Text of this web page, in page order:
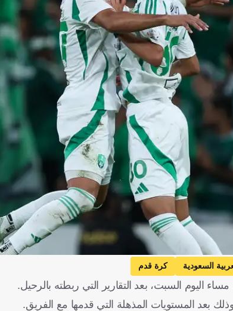
السعودية كرة قدم
اليوم السبت، بعد التقارير التي ربطته بالرحيل.